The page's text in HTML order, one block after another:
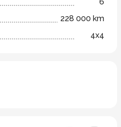
228 000 km
4x4